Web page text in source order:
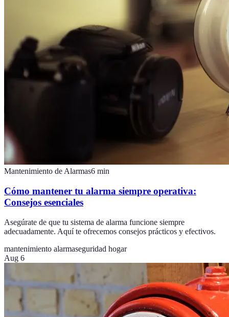
Mantenimiento de Alarmas6 min
Cómo mantener tu alarma siempre operativa:
Consejos esenciales
Asegúrate de que tu sistema de alarma funcione siempre
adecuadamente. Aquí te ofrecemos consejos prácticos y efectivos.
mantenimiento alarmaseguridad hogar
Aug 6